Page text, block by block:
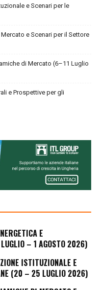
e Scenari per le
e Scenari per il Settore
di Mercato (6–11 Luglio
e Prospettive per gli
E
– 1 AGOSTO 2026)
ISTITUZIONALE E
(20 – 25 LUGLIO 2026)